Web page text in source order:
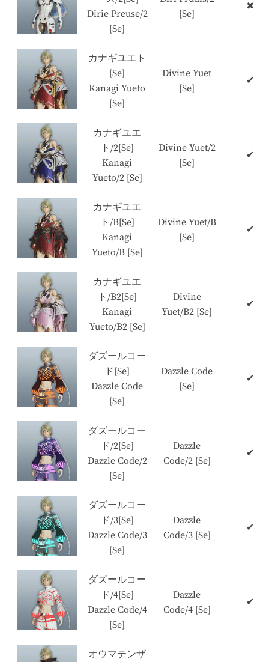
Dirie Preuse/2
[Se]
[Se]
✖
カナギユエト
[Se]
Kanagi Yueto
[Se]
Divine Yuet
[Se]
✔
カナギユエ
ト/2[Se]
Kanagi
Yueto/2 [Se]
Divine Yuet/2
[Se]
✔
カナギユエ
ト/B[Se]
Kanagi
Yueto/B [Se]
Divine Yuet/B
[Se]
✔
カナギユエ
ト/B2[Se]
Kanagi
Yueto/B2 [Se]
Divine
Yuet/B2 [Se]
✔
ダズールコー
ド[Se]
Dazzle Code
[Se]
Dazzle Code
[Se]
✔
ダズールコー
ド/2[Se]
Dazzle Code/2
[Se]
Dazzle
Code/2 [Se]
✔
ダズールコー
ド/3[Se]
Dazzle Code/3
[Se]
Dazzle
Code/3 [Se]
✔
ダズールコー
ド/4[Se]
Dazzle Code/4
[Se]
Dazzle
Code/4 [Se]
✔
オウマテンザ